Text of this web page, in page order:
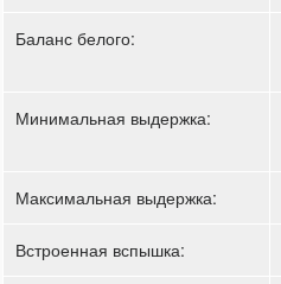
Баланс белого:
Минимальная выдержка:
Максимальная выдержка:
Встроенная вспышка: